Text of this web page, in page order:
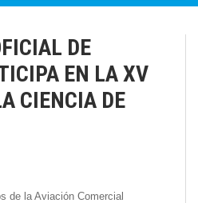
DE
EN LA XV
CIENCIA DE
de la Aviación Comercial